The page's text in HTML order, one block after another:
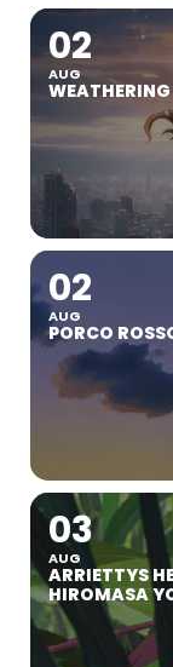
02
AUG
02
AUG
PORCO
03
AUG
ARRIETTYS
HIROMASA